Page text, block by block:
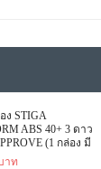
ง STIGA
ABS 40+ 3 ดาว
(1 กล่อง มี
าท